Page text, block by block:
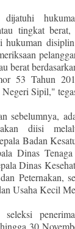
tingkat berat,
hukuman
berat
53 Tahun
Sipil,"
sebelumnya,
diisi
Badan
Dinas
Dinas
Peternakan,
Usaha Kecil
30